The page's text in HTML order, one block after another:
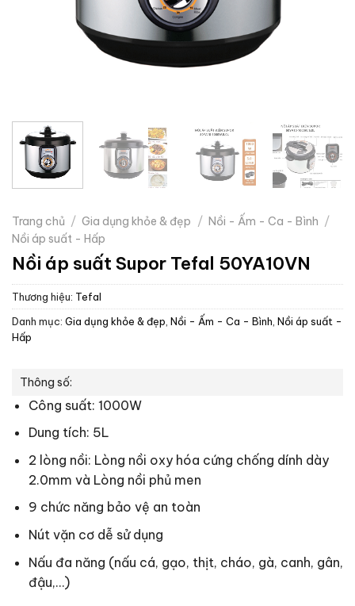
Trang chủ / Gia dụng khỏe & đẹp / Nồi - Ấm - Ca - Bình /
Nồi áp suất - Hấp
Nồi áp suất Supor Tefal 50YA10VN
Thương hiệu: Tefal
Danh mục: Gia dụng khỏe & đẹp Nồi - Ấm - Ca - Bình Nồi áp suất -
Hấp
Thông số:
Công suất: 1000W
Dung tích: 5L
2 lòng nồi: Lòng nồi oxy hóa cứng chống dính dày
2.0mm và Lòng nồi phủ men
9 chức năng bảo vệ an toàn
Nút vặn cơ dễ sử dụng
Nấu đa năng (nấu cá, gạo, thịt, cháo, gà, canh, gân,
đậu,…)